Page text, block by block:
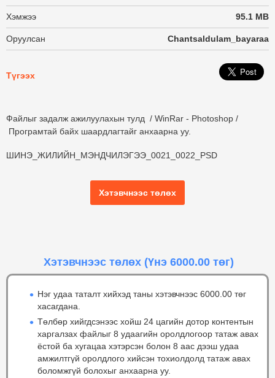
Хэмжээ 95.1 MB
Оруулсан Chantsaldulam_bayaraa
Түгээх
Файлыг задалж ажилуулахын тулд / WinRar - Photoshop /
Програмтай байх шаардлагтайг анхаарна уу.
ШИНЭ_ЖИЛИЙН_МЭНДЧИЛЭГЭЭ_0021_0022_PSD
Хэтэвчнээс төлөх
Хэтэвчнээс төлөх (Үнэ 6000.00 төг)
Нэг удаа таталт хийхэд таны хэтэвчнээс 6000.00 төг
хасагдана.
Төлбөр хийгдсэнээс хойш 24 цагийн дотор контентын
харгалзах файлыг 8 удаагийн оролдлогоор татаж авах
ёстой ба хугацаа хэтэрсэн болон 8 аас дээш удаа
амжилтгүй оролдлого хийсэн тохиолдолд татаж авах
боломжгүй болохыг анхаарна уу.